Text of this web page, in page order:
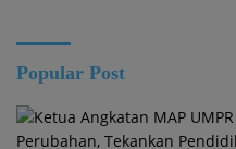
Popular Post